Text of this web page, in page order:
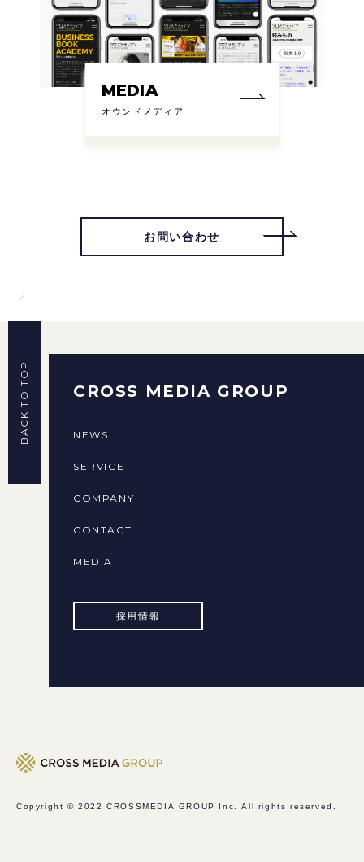
MEDIA
オウンドメディア
お問い合わせ
BACK TO TOP CROSS MEDIA GROUP
NEWS
SERVICE
COMPANY
CONTACT
MEDIA
採用情報
Copyright © 2022CROSSMEDIA GROUP Inc. All rights reserved.